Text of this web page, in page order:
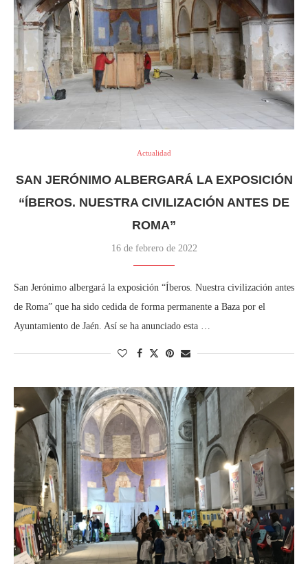
Actualidad
SAN JERÓNIMO ALBERGARÁ LA EXPOSICIÓN
“ÍBEROS. NUESTRA CIVILIZACIÓN ANTES DE
ROMA”
16 de febrero de 2022
San Jerónimo albergará la exposición “Íberos. Nuestra civilización antes
de Roma” que ha sido cedida de forma permanente a Baza por el
Ayuntamiento de Jaén. Así se ha anunciado esta …